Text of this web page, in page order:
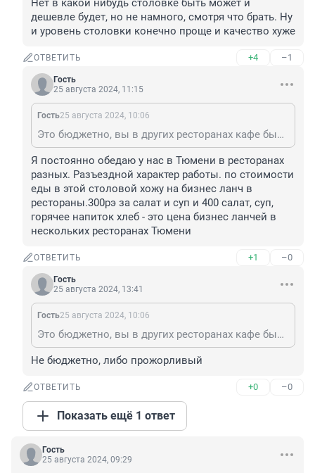
Нет в какой нибудь столовке быть может и
дешевле будет, но не намного, смотря что брать. Ну
и уровень столовки конечно проще и качество хуже
ОТВЕТИТЬ +4 –1
Гость
25 августа 2024, 11:15
Гость25 августа 2024, 10:06
Это бюджетно, вы в других ресторанах кафе были? Знаете сколько там стоит бизнес ланч? Нет в какой нибудь столовке быть может и дешевле будет, но не намного, смотря что брать. Ну и уровень столовки конечно проще и качество хуже
Я постоянно обедаю у нас в Тюмени в ресторанах
разных. Разъездной характер работы. по стоимости
еды в этой столовой хожу на бизнес ланч в
рестораны.300рэ за салат и суп и 400 салат, суп,
горячее напиток хлеб - это цена бизнес ланчей в
нескольких ресторанах Тюмени
ОТВЕТИТЬ +1 –0
Гость
25 августа 2024, 13:41
Гость25 августа 2024, 10:06
Это бюджетно, вы в других ресторанах кафе были? Знаете сколько там стоит бизнес ланч? Нет в какой нибудь столовке быть может и дешевле будет, но не намного, смотря что брать. Ну и уровень столовки конечно проще и качество хуже
Не бюджетно, либо прожорливый
ОТВЕТИТЬ +0 –0
Показать ещё 1 ответ
Гость
25 августа 2024, 09:29